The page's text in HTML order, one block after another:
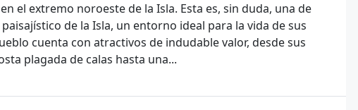
el extremo noroeste de la Isla. Esta es, sin duda, una de
de la Isla, un entorno ideal para la vida de sus
cuenta con atractivos de indudable valor, desde sus
plagada de calas hasta una...